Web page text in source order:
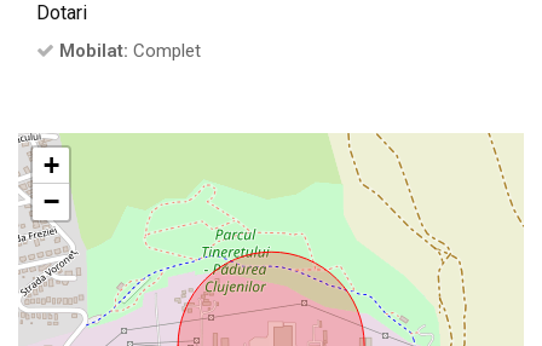
Dotari
Mobilat: Complet
+
−